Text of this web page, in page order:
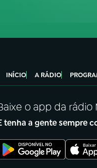
INÍCIO A RÁDIO
o app da rádio
tenha a gente sempre